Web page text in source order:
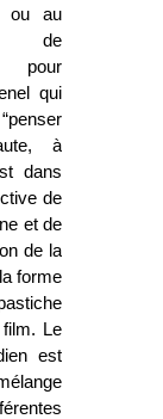
ou au
de
pour
qui
à
dans
de
et de
de la
forme
film. Le
est